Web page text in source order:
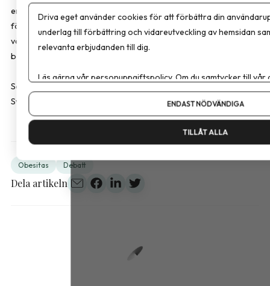
en av vårdens mest tillgängliga aktörer, med möjlighet att stärka
följsamhet och identifiera nutritionsrisker tidigt. Först när
vårdsystemet tar ansvar för hela patientresan kan vi säga att vi
behandlar obesitas som den kroniska sjukdom den faktiskt är.
Sara Bussqvist är leg. dietist och produktspecialist hos FitForMe,
Sverige som erbjuder kosttillskott inom överviktsvård.
Obesitas Debatt
Dela artikeln
Driva eget använder cookies för att förbättra din
underlag till förbättring och vidareutveckling av hemsidan
relevanta erbjudanden till dig.
Läs gärna vårpersonuppgiftspolicy. Om du samtycker till vår
Om du vill ändra ditt val i efterhand hittar du den möjligheten
ENDAST NÖDVÄNDIGA
TILLÅT ALLA